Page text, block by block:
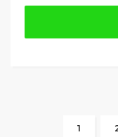
Jednoducho
(v
Kliknite na
1